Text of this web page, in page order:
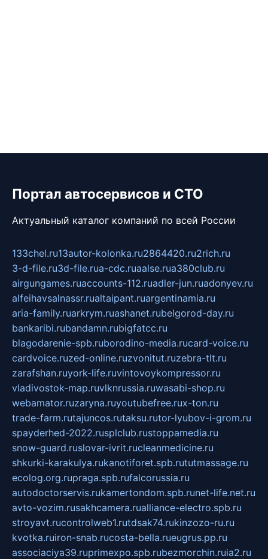
Портал автосервисов и СТО
Актуальный каталог компаний по всей России
133chel.ru13autor-kolonka.ru2864420.ru2rich.ru
3-d-file.ru3d-file.rua-cdc.ruaalse.rua380club.ru
airgungames.ruaccounts-112.ruadler-jun.ruadonyev.ru
alfeihavsalnassr.rualtaipant.ruargentinamia.ru
aria-family.ruarkrym.ruashanet.rubelgorod-day.ru
bankaribi.rubandamn.rubigfatcc.ru
blagodarenie-spb.ruborodino-media.rucard-voice.ru
cardvoice.ruzed-online.ruzvonitut.ruzebra-tlt.ru
zarafshan.ruyork-life.ruvintovoykompressor.ru
vladivostok-map.ruvlknrussia.ruwasabi-shop.ru
webamator.ruzaryna.ruyoutubefree.rux-ton.ru
trade-farm.rutajuncos.rutaksu.rutor-lyubov-i-grom.ru
spayderhed-2022.rusplclub.rustoppamedia.ru
snow-guard.ruslovar-ivrit.rucleanmedicine.ru
shkurki-karakulya.rukanotiforet.spb.rututmassage.ru
ecolog.org.rupraga.spb.rufalcorussia.ru
autodoctorservis.rukamertondom.spb.runet-life.net.ru
avto-vozim.rusakhcamera.rualliance-electro.spb.ru
stroyavt.rucontrolweb1.rutdsak74.rukinzozo-ru.ru
kvotka.ruiron-snab.rucosta-bella.rueugrus.pp.ru
associaciya39.ruprimexpo.spb.rubezmorchin.ruia2.ru